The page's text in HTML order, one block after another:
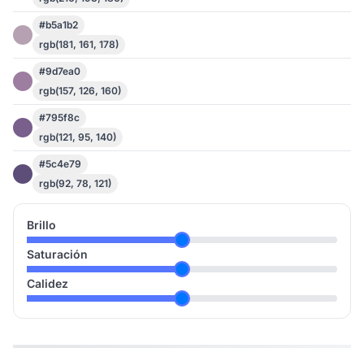
#b5a1b2
rgb(181, 161, 178)
#9d7ea0
rgb(157, 126, 160)
#795f8c
rgb(121, 95, 140)
#5c4e79
rgb(92, 78, 121)
Brillo
Saturación
Calidez